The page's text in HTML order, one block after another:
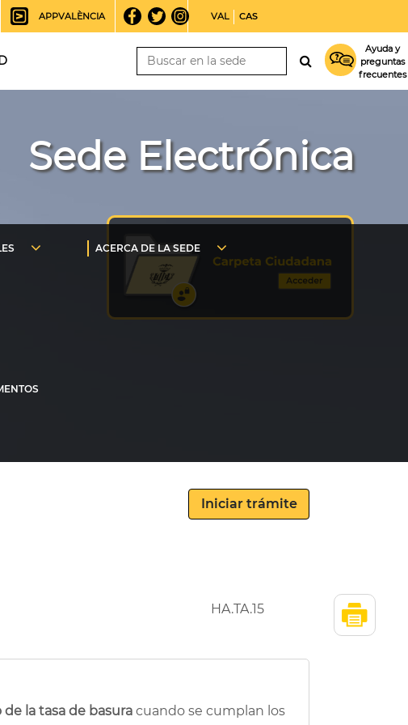
APPVALÈNCIA VAL CAS
Ayuda y
preguntas
frecuentes
Sede Electrónica
HA.TA.15
la tasa de basura cuando se cumplan los